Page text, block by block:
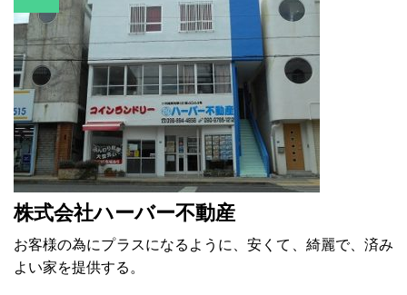
株式会社ハーバー不動産
お客様の為にプラスになるように、安くて、綺麗で、済み
よい家を提供する。